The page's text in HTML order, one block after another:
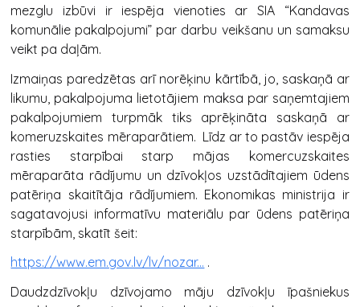
mezglu izbūvi ir iespēja vienoties ar SIA “Kandavas
komunālie pakalpojumi” par darbu veikšanu un samaksu
veikt pa daļām.
Izmaiņas paredzētas arī norēķinu kārtībā, jo, saskaņā ar
likumu, pakalpojuma lietotājiem maksa par saņemtajiem
pakalpojumiem turpmāk tiks aprēķināta saskaņā ar
komeruzskaites mēraparātiem. Līdz ar to pastāv iespēja
rasties starpībai starp mājas komercuzskaites
mēraparāta rādījumu un dzīvokļos uzstādītajiem ūdens
patēriņa skaitītāja rādījumiem. Ekonomikas ministrija ir
sagatavojusi informatīvu materiālu par ūdens patēriņa
starpībām, skatīt šeit:
https://www.em.gov.lv/lv/nozar... .
Daudzdzīvokļu dzīvojamo māju dzīvokļu īpašniekus